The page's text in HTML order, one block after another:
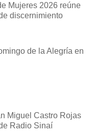
Mujeres 2026 reúne
discernimiento
de la Alegría en
Miguel Castro Rojas
Radio Sinaí